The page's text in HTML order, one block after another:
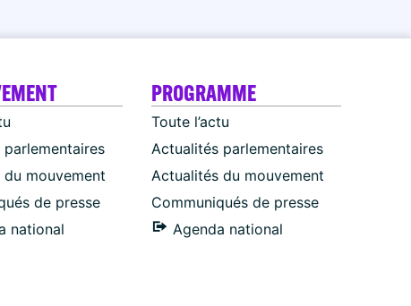
mouvement
de presse
national
PROGRAMME
Toute l’actu
Actualités parlementaires
Actualités du mouvement
Communiqués de presse
Agenda national